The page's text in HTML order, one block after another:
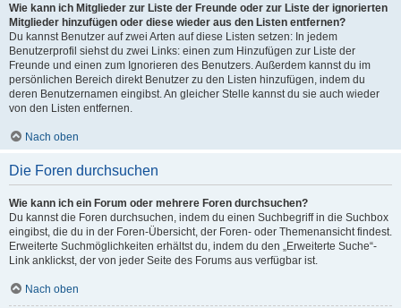
Wie kann ich Mitglieder zur Liste der Freunde oder zur Liste der ignorierten
Mitglieder hinzufügen oder diese wieder aus den Listen entfernen?
Du kannst Benutzer auf zwei Arten auf diese Listen setzen: In jedem
Benutzerprofil siehst du zwei Links: einen zum Hinzufügen zur Liste der
Freunde und einen zum Ignorieren des Benutzers. Außerdem kannst du im
persönlichen Bereich direkt Benutzer zu den Listen hinzufügen, indem du
deren Benutzernamen eingibst. An gleicher Stelle kannst du sie auch wieder
von den Listen entfernen.
Nach oben
Die Foren durchsuchen
Wie kann ich ein Forum oder mehrere Foren durchsuchen?
Du kannst die Foren durchsuchen, indem du einen Suchbegriff in die Suchbox
eingibst, die du in der Foren-Übersicht, der Foren- oder Themenansicht findest.
Erweiterte Suchmöglichkeiten erhältst du, indem du den „Erweiterte Suche“-
Link anklickst, der von jeder Seite des Forums aus verfügbar ist.
Nach oben